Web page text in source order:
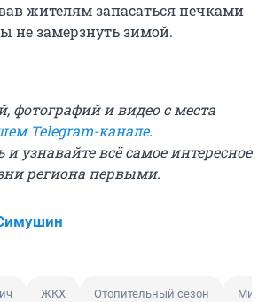
жителям запасаться печками
не замерзнуть зимой.
фотографий и видео с места
Telegram-канале.
узнавайте всё самое интересное
региона первыми.
ЖКХ Отопительный сезон